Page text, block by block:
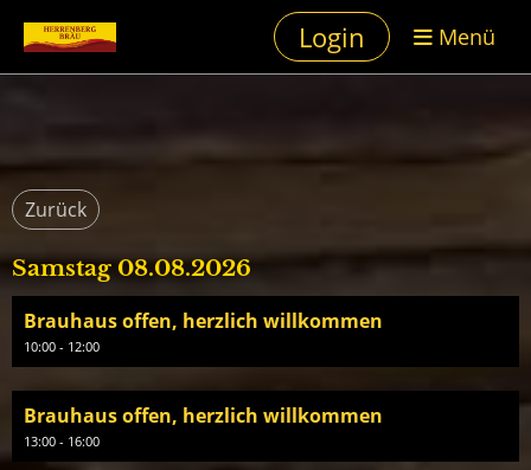
Login Menü
Zurück
Samstag 08.08.2026
Brauhaus offen, herzlich willkommen
10:00 - 12:00
Brauhaus offen, herzlich willkommen
13:00 - 16:00